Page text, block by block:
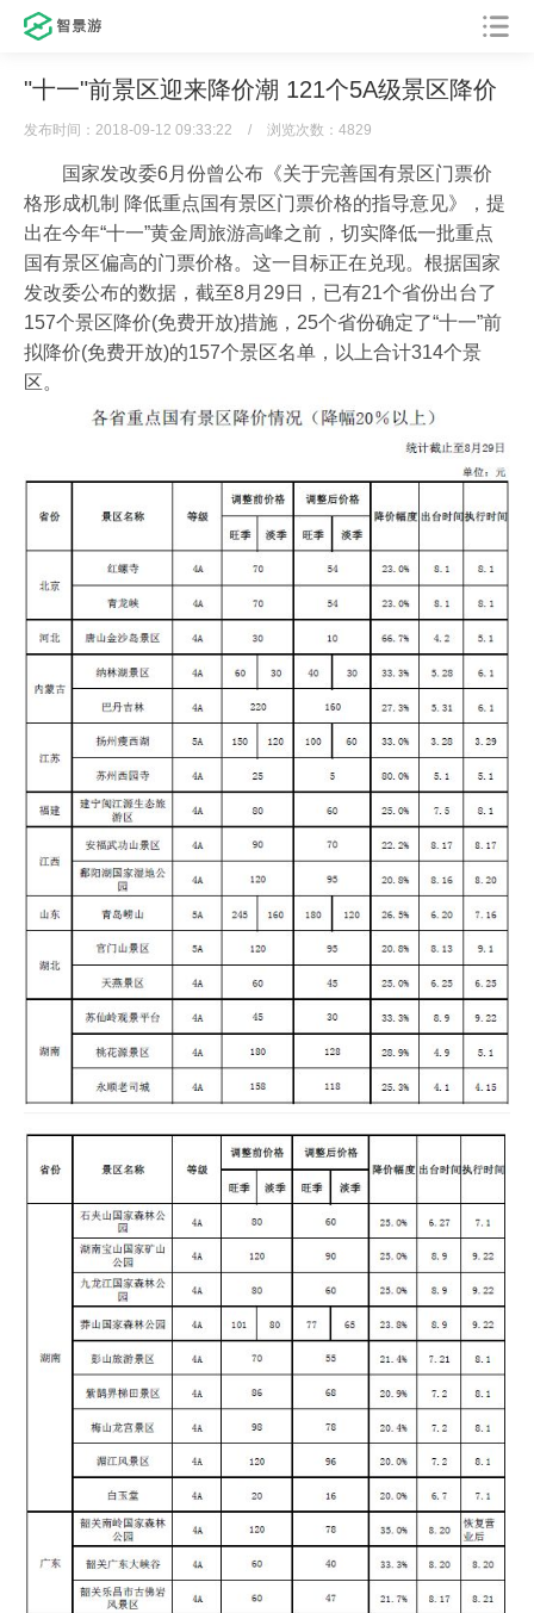
"十一"前景区迎来降价潮 121个5A级景区降价
发布时间：2018-09-12 09:33:22 / 浏览次数：4829
国家发改委6月份曾公布《关于完善国有景区门票价
格形成机制 降低重点国有景区门票价格的指导意见》，提
出在今年“十一”黄金周旅游高峰之前，切实降低一批重点
国有景区偏高的门票价格。这一目标正在兑现。根据国家
发改委公布的数据，截至8月29日，已有21个省份出台了
157个景区降价(免费开放)措施，25个省份确定了“十一”前
拟降价(免费开放)的157个景区名单，以上合计314个景
区。